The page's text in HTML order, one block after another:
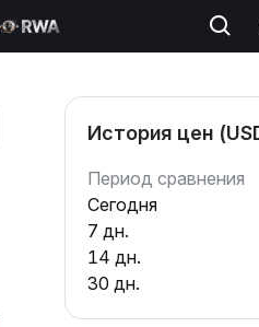
История цен
Период сравнения
Сегодня
7 дн.
14 дн.
30 дн.